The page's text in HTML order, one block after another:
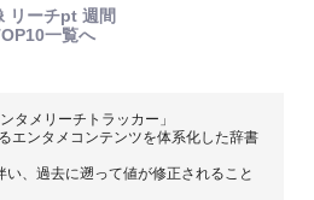
リーチpt 週間
一覧へ
タメリーチトラッカー」
エンタメコンテンツを体系化した辞書
、過去に遡って値が修正されること